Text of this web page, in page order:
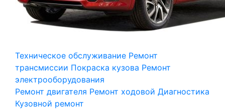
Техническое обслуживание Ремонт
трансмиссии Покраска кузова Ремонт
электрооборудования
Ремонт двигателя Ремонт ходовой Диагностика
Кузовной ремонт